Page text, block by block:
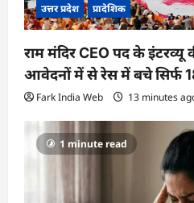
उत्तर प्रदेश प्रादेशिक
राम मंदिर CEO पद के
आवेदनों में से रेस में बचे सिर्फ
Fark India Web 13 minutes
1 minute read